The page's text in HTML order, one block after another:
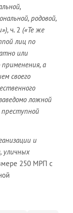
родовой,
ч. 2 («Те же
лиц по
или
применения, а
своего
ложной
и
уличных
250 МРП с